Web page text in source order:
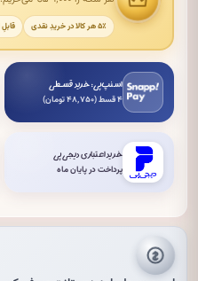
۵٪ هر کالا در خریدِ نقدی
اسنپ‌پی: خرید قسطی
۴ قسط (۴۸٬۷۵۰ تومان)
خرید اعتباری دیجی‌پی
پرداخت در پایان ماه